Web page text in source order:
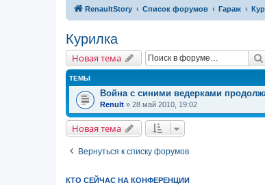
RenaultStory Список форумов Гараж
Курилка
Новая тема
ТЕМЫ
Война с синими ведерками
Renult » 28 май 2010, 19:02
Новая тема
Вернуться к списку форумов
КТО СЕЙЧАС НА КОНФЕРЕНЦИИ